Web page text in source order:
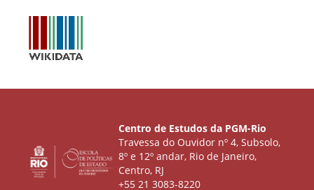
Centro de Estudos da PGM-Rio
Travessa do Ouvidor nº 4, Subsolo,
8º e 12º andar, Rio de Janeiro,
Centro, RJ
+55 21 3083-8220